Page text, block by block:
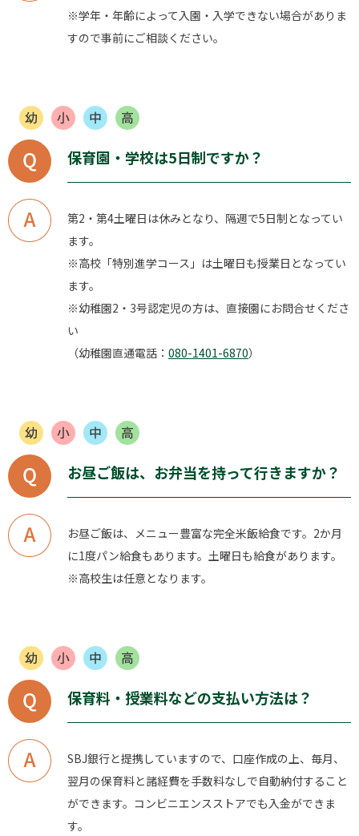
※学年・年齢によって入園・入学できない場合がありま
すので事前にご相談ください。
保育園・学校は5日制ですか？
第2・第4土曜日は休みとなり、隔週で5日制となってい
ます。
※高校「特別進学コース」は土曜日も授業日となってい
ます。
※幼稚園2・3号認定児の方は、直接園にお問合せくださ
い
（幼稚園直通電話： 080-1401-6870）
お昼ご飯は、お弁当を持って行きますか？
お昼ご飯は、メニュー豊富な完全米飯給食です。2か月
に1度パン給食もあります。土曜日も給食があります。
※高校生は任意となります。
保育料・授業料などの支払い方法は？
SBJ銀行と提携していますので、口座作成の上、毎月、
翌月の保育料と諸経費を手数料なしで自動納付すること
ができます。コンビニエンスストアでも入金ができま
す。